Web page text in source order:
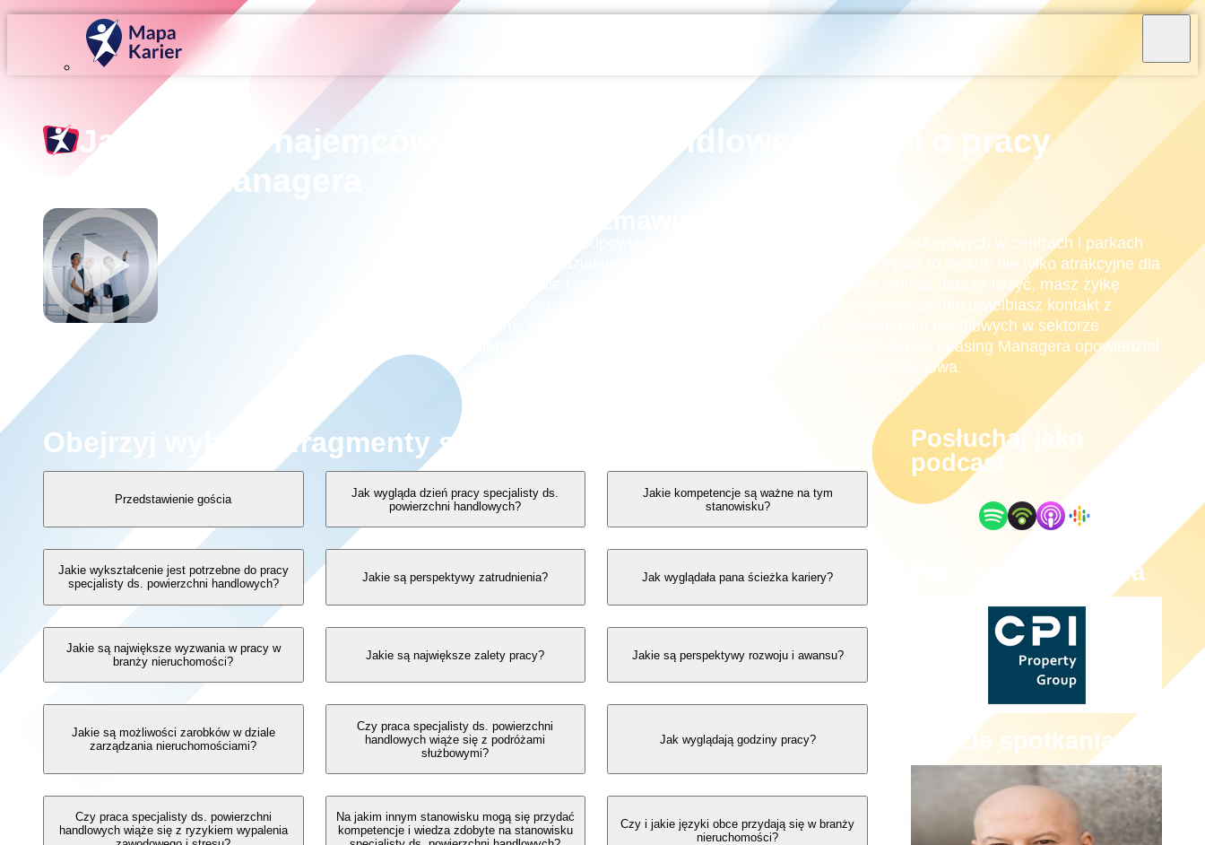
Jak znaleźć najemców do centrum handlowego, czyli o pracy
leasing managera
Czy wiesz, kto odpowiada za zapełnienie sklepów i punktów usługowych w centrach i parkach
handlowych działającymi tam firmami? Jak sprawić, że miejsce to będzie nie tylko atrakcyjne dla
klientów, ale i opłacalne dla inwestora i właściciela? Jeśli umiesz dobrze liczyć, masz żyłkę
handlowca, potrafisz prowadzić asertywne negocjacje i jednocześnie uwielbiasz kontakt z
ludźmi, może zainteresuje Cię praca specjalisty ds. powierzchni handlowych w sektorze
nieruchomości. Posłuchaj z jaką pasją o swoim zawodzie Senior Leasing Managera opowiedział
gość najnowszego #ZawodowegoStreamu! #Współpracareklamowa
Obejrzyj wybrane fragmenty spotkania
Przedstawienie gościa
Jak wygląda dzień pracy specjalisty ds.
powierzchni handlowych?
Jakie kompetencje są ważne na tym
stanowisku?
Jakie wykształcenie jest potrzebne do pracy
specjalisty ds. powierzchni handlowych?
Jakie są perspektywy zatrudnienia? Jak wyglądała pana ścieżka kariery?
Jakie są największe wyzwania w pracy w
branży nieruchomości?
Jakie są największe zalety pracy? Jakie są perspektywy rozwoju i awansu?
Jakie są możliwości zarobków w dziale
zarządzania nieruchomościami?
Czy praca specjalisty ds. powierzchni
handlowych wiąże się z podróżami
służbowymi?
Jak wyglądają godziny pracy?
Czy praca specjalisty ds. powierzchni
handlowych wiąże się z ryzykiem wypalenia
Na jakim innym stanowisku mogą się przydać
kompetencje i wiedza zdobyte na stanowisku
Czy i jakie języki obce przydają się w branży
nieruchomości?
Posłuchaj jako
podcast
Partnerzy spotkania
Goście spotkania